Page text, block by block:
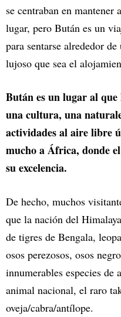
se centraban en mantener
lugar, pero Bután es un
para sentarse alrededor
lujoso que sea el
Bután es un lugar al
una cultura, una
actividades al aire libre
mucho a África, donde
su excelencia.
De hecho, muchos
que la nación del
de tigres de Bengala,
osos perezosos, osos
innumerables especies de
animal nacional, el raro
oveja/cabra/antílope.